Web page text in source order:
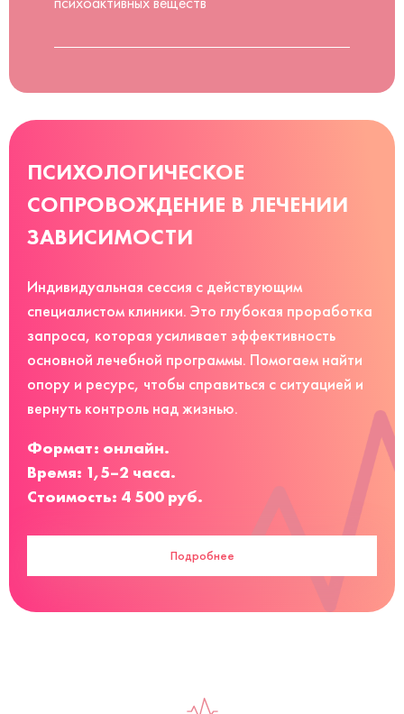
ПСИХОЛОГИЧЕСКОЕ
СОПРОВОЖДЕНИЕ В ЛЕЧЕНИИ
ЗАВИСИМОСТИ
Индивидуальная сессия с действующим
специалистом клиники. Это глубокая проработка
запроса, которая усиливает эффективность
основной лечебной программы. Помогаем найти
опору и ресурс, чтобы справиться с ситуацией и
вернуть контроль над жизнью.
Формат: онлайн.
Время: 1,5–2 часа.
Стоимость: 4 500 руб.
Подробнее